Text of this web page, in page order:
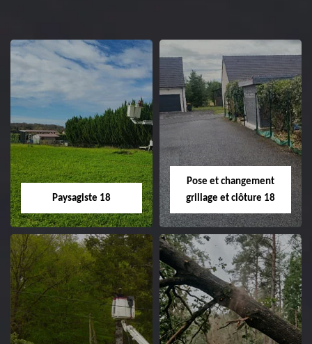
Paysagiste 18
Paysagiste 18
Artisan paysagiste 18
Pose et changement
grillage et clôture 18
Pose et
changement
grillage et clôture